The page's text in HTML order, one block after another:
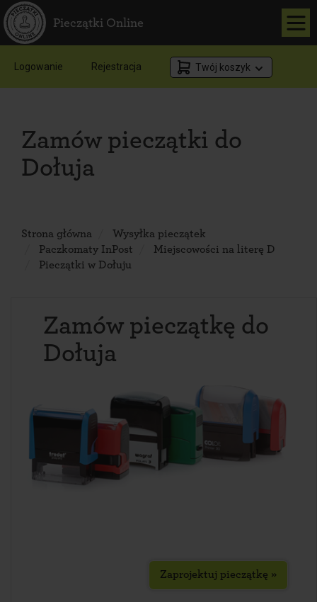
Pieczątki Online
Logowanie Rejestracja Twój koszyk
Zamów pieczątki do
Dołuja
Strona główna
Wysyłka pieczątek
Paczkomaty InPost
Miejscowości na literę D
Pieczątki w Dołuju
Zamów pieczątkę do
Dołuja
Zaprojektuj pieczątkę »